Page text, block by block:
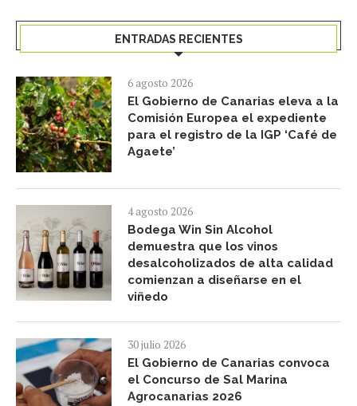
ENTRADAS RECIENTES
6 agosto 2026
El Gobierno de Canarias eleva a la
Comisión Europea el expediente
para el registro de la IGP ‘Café de
Agaete’
4 agosto 2026
Bodega Win Sin Alcohol
demuestra que los vinos
desalcoholizados de alta calidad
comienzan a diseñarse en el
viñedo
30 julio 2026
El Gobierno de Canarias convoca
el Concurso de Sal Marina
Agrocanarias 2026